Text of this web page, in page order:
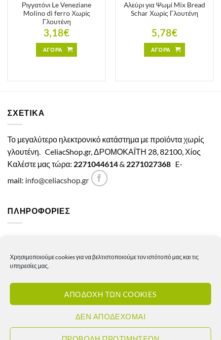
Χρησιμοποιούμε cookies για να βελτιστοποιούμε τον ιστότοπό μας και τις
υπηρεσίες μας.
ΑΠΟΔΟΧΗ ΤΩΝ COOKIES
ΔΕΝ ΑΠΟΔΕΧΟΜΑΙ
Ριγγατόνι Le Veneziane
Molino di ferro Χωρίς
Γλουτένη
3,18€
ΑΓΟΡΑ
Αλεύρι για Ψωμί Mix Bread
Schar Χωρίς Γλουτένη
5,78€
ΑΓΟΡΑ
ΣΧΕΤΙΚΑ
Το μεγαλύτερο ηλεκτρονικό κατάστημα με προϊόντα χωρίς
γλουτένη. CeliacShop.gr, ΔΡΟΜΟΚΑΪΤΗ 28, 82100, Χίος
Καλέστε μας τώρα: 2271044614& 2271027368 E-
mail: info@celiacshop.gr
ΠΛΗΡΟΦΟΡΙΕΣ
Πολιτική Απορρήτου
Πολιτική επιστροφών – ακυρώσεων
Πολιτική αποστολών